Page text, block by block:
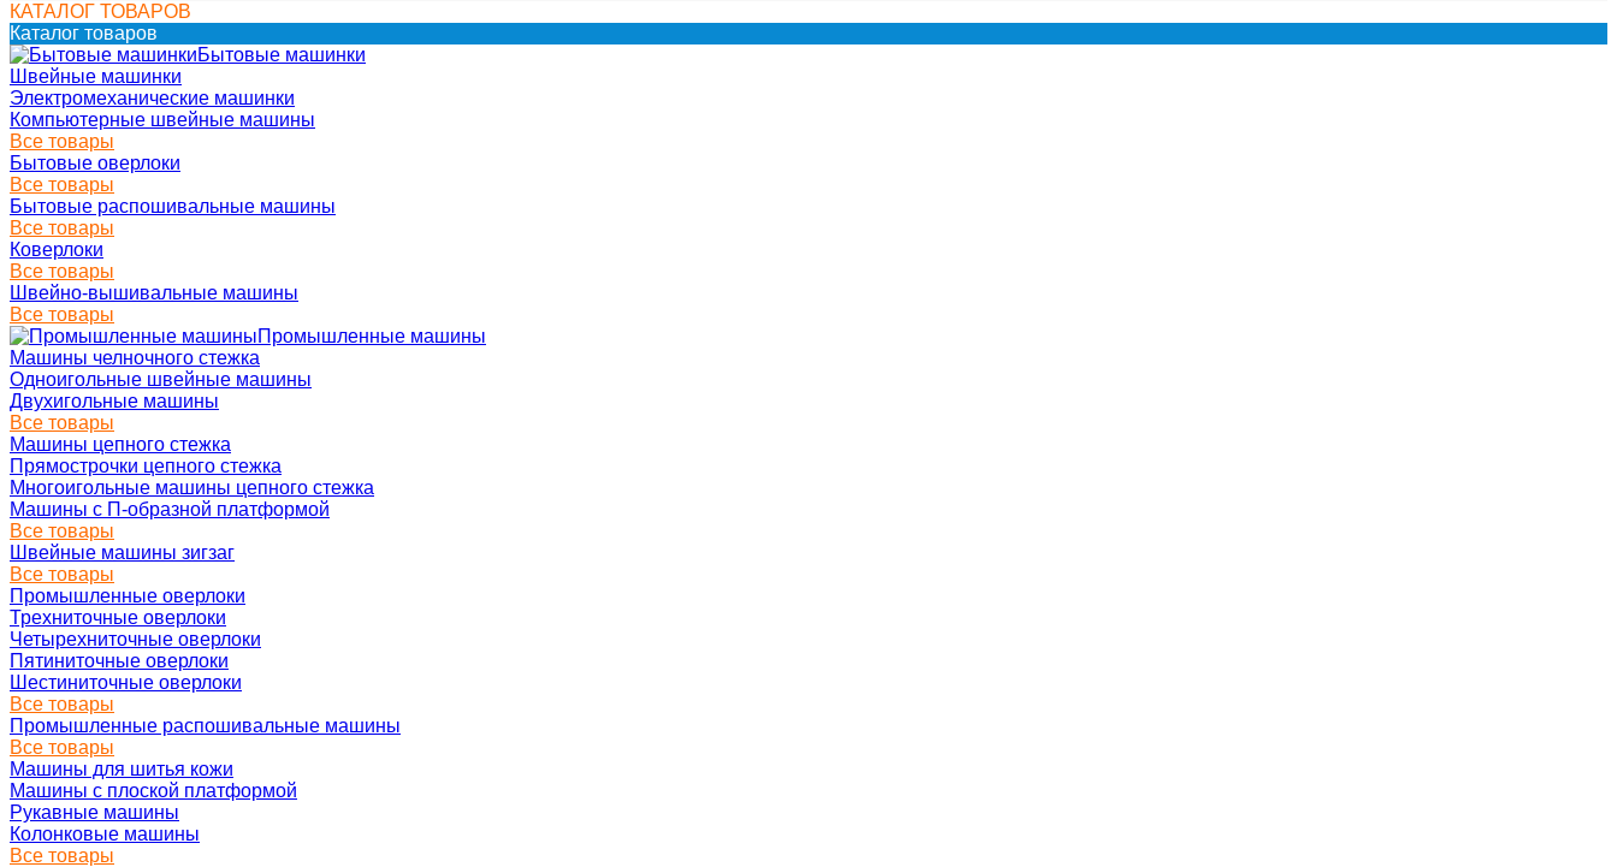
КАТАЛОГ ТОВАРОВ
Каталог товаров
Бытовые машинки
Швейные машинки
Электромеханические машинки
Компьютерные швейные машины
Все товары
Бытовые оверлоки
Все товары
Бытовые распошивальные машины
Все товары
Коверлоки
Все товары
Швейно-вышивальные машины
Все товары
Промышленные машины
Машины челночного стежка
Одноигольные швейные машины
Двухигольные машины
Все товары
Машины цепного стежка
Прямострочки цепного стежка
Многоигольные машины цепного стежка
Машины с П-образной платформой
Все товары
Швейные машины зигзаг
Все товары
Промышленные оверлоки
Трехниточные оверлоки
Четырехниточные оверлоки
Пятиниточные оверлоки
Шестиниточные оверлоки
Все товары
Промышленные распошивальные машины
Все товары
Машины для шитья кожи
Машины с плоской платформой
Рукавные машины
Колонковые машины
Все товары